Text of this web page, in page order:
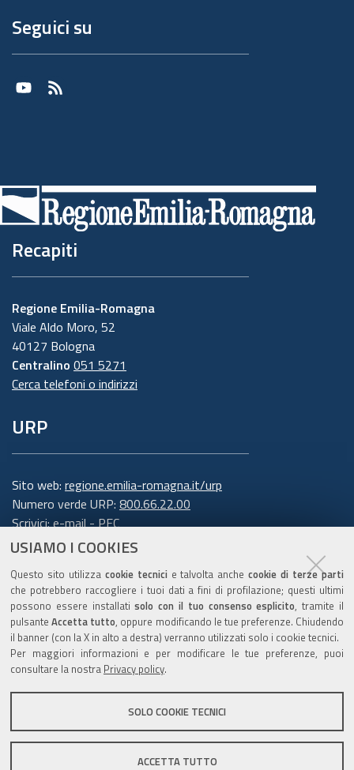
USIAMO I COOKIES
Questo sito utilizza cookie tecnici e talvolta anchecookie di terze parti
che potrebbero raccogliere i tuoi dati a fini di profilazione; questi ultimi
possono essere installatisolo con il tuo consenso esplicito, tramite il
pulsanteAccetta tutto, oppure modificando le tue preferenze. Chiudendo
il banner (con la X in alto a destra) verranno utilizzati solo i cookie tecnici.
Per maggiori informazioni e per modificare le tue preferenze, puoi
consultare la nostra Privacy policy.
SOLO COOKIE TECNICI
ACCETTA TUTTO
Seguici su
Youtube
RSS
Recapiti
Regione Emilia-Romagna
Viale Aldo Moro, 52
40127 Bologna
Centralino 051 5271
Cerca telefoni o indirizzi
URP
Sito web: regione.emilia-romagna.it/urp
Numero verde URP: 800.66.22.00
Scrivici:e-mail-PEC
Trasparenza
Amministrazione trasparente
Note legali e copyright
Privacy e cookie
Gestisci i cookie
Dichiarazione di accessibilità